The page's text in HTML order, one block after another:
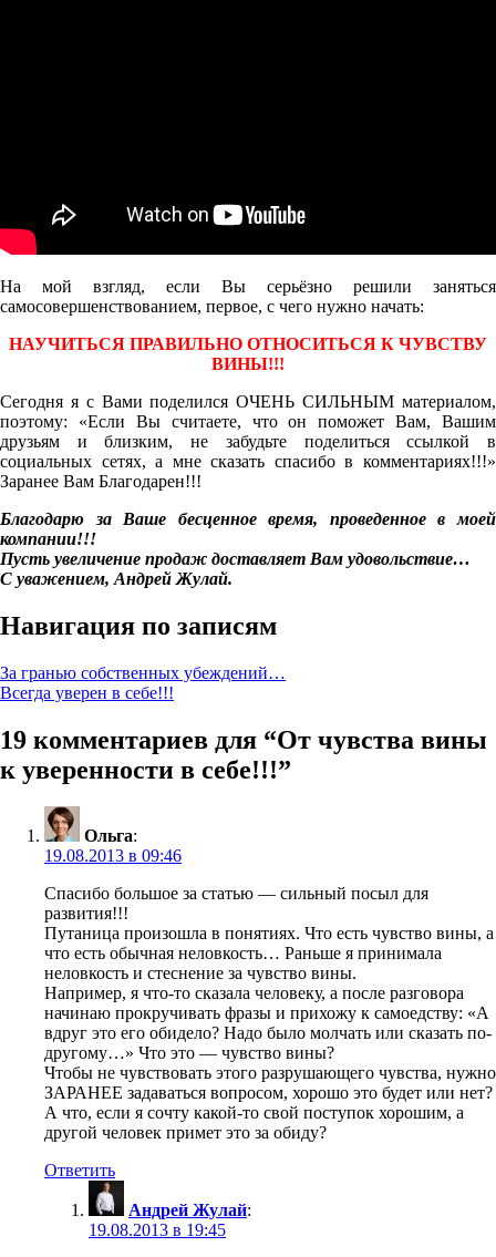
На мой взгляд, если Вы серьёзно решили заняться
самосовершенствованием, первое, с чего нужно начать:
НАУЧИТЬСЯ ПРАВИЛЬНО ОТНОСИТЬСЯ К ЧУВСТВУ
ВИНЫ!!!
Сегодня я с Вами поделился ОЧЕНЬ СИЛЬНЫМ материалом,
поэтому: «Если Вы считаете, что он поможет Вам, Вашим
друзьям и близким, не забудьте поделиться ссылкой в
социальных сетях, а мне сказать спасибо в комментариях!!!»
Заранее Вам Благодарен!!!
Благодарю за Ваше бесценное время, проведенное в моей
компании!!!
Пусть увеличение продаж доставляет Вам удовольствие…
С уважением, Андрей Жулай.
Навигация по записям
За гранью собственных убеждений…
Всегда уверен в себе!!!
19 комментариев для “От чувства вины
к уверенности в себе!!!”
Ольга:
19.08.2013 в 09:46
Спасибо большое за статью — сильный посыл для
развития!!!
Путаница произошла в понятиях. Что есть чувство вины, а
что есть обычная неловкость… Раньше я принимала
неловкость и стеснение за чувство вины.
Например, я что-то сказала человеку, а после разговора
начинаю прокручивать фразы и прихожу к самоедству: «А
вдруг это его обидело? Надо было молчать или сказать по-
другому…» Что это — чувство вины?
Чтобы не чувствовать этого разрушающего чувства, нужно
ЗАРАНЕЕ задаваться вопросом, хорошо это будет или нет?
А что, если я сочту какой-то свой поступок хорошим, а
другой человек примет это за обиду?
Ответить
Андрей Жулай:
19.08.2013 в 19:45